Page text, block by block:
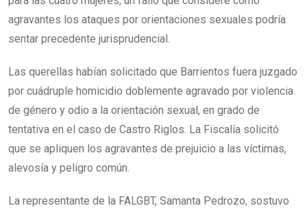
agravantes los ataques por orientaciones sexuales podría
sentar precedente jurisprudencial.
Las querellas habían solicitado que Barrientos fuera juzgado
por cuádruple homicidio doblemente agravado por violencia
de género y odio a la orientación sexual, en grado de
tentativa en el caso de Castro Riglos. La Fiscalía solicitó
que se apliquen los agravantes de prejuicio a las víctimas,
alevosía y peligro común.
La representante de la FALGBT, Samanta Pedrozo, sostuvo